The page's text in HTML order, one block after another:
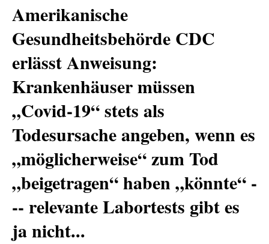
Amerikanische
Gesundheitsbehörde CDC
erlässt Anweisung:
Krankenhäuser müssen
„Covid-19“ stets als
Todesursache angeben, wenn es
„möglicherweise“ zum Tod
„beigetragen“ haben „könnte“ -
-- relevante Labortests gibt es
ja nicht...